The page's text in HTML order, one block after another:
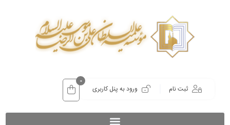
ثبت نام ورود به پنل کاربری
0